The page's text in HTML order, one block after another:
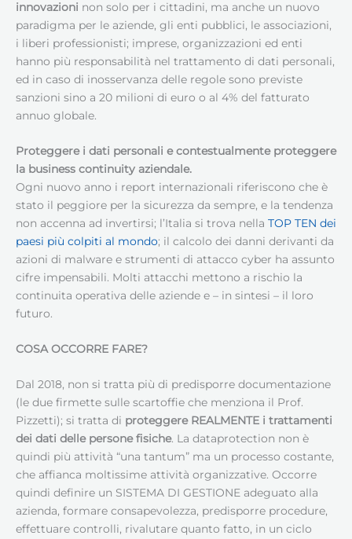
innovazioni non solo per i cittadini, ma anche un nuovo
paradigma per le aziende, gli enti pubblici, le associazioni,
i liberi professionisti; imprese, organizzazioni ed enti
hanno più responsabilità nel trattamento di dati personali,
ed in caso di inosservanza delle regole sono previste
sanzioni sino a 20 milioni di euro o al 4% del fatturato
annuo globale.
Proteggere i dati personali e contestualmente proteggere
la business continuity aziendale.
Ogni nuovo anno i report internazionali riferiscono che è
stato il peggiore per la sicurezza da sempre, e la tendenza
non accenna ad invertirsi; l’Italia si trova nella TOP TEN dei
paesi più colpiti al mondo; il calcolo dei danni derivanti da
azioni di malware e strumenti di attacco cyber ha assunto
cifre impensabili. Molti attacchi mettono a rischio la
continuita operativa delle aziende e – in sintesi – il loro
futuro.
COSA OCCORRE FARE?
Dal 2018, non si tratta più di predisporre documentazione
(le due firmette sulle scartoffie che menziona il Prof.
Pizzetti); si tratta di proteggere REALMENTE i trattamenti
dei dati delle persone fisiche. La dataprotection non è
quindi più attività “una tantum” ma un processo costante,
che affianca moltissime attività organizzative. Occorre
quindi definire un SISTEMA DI GESTIONE adeguato alla
azienda, formare consapevolezza, predisporre procedure,
effettuare controlli, rivalutare quanto fatto, in un ciclo